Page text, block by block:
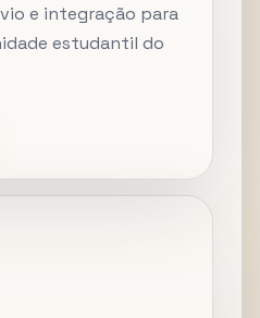
e integração para
estudantil do